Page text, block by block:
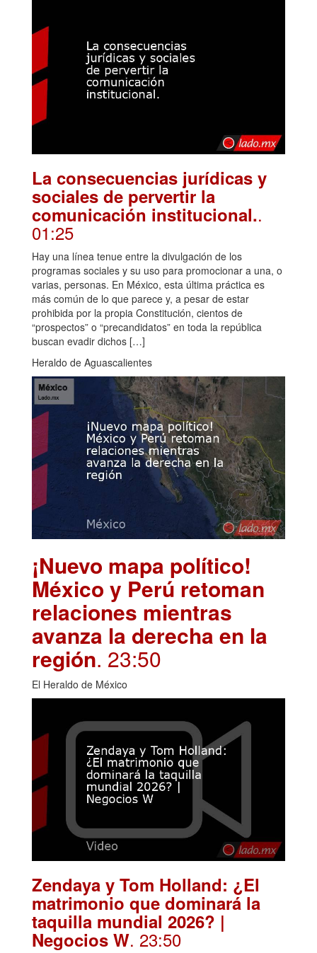
La consecuencias jurídicas y
sociales de pervertir la
comunicación institucional..
01:25
Hay una línea tenue entre la divulgación de los
programas sociales y su uso para promocionar a una, o
varias, personas. En México, esta última práctica es
más común de lo que parece y, a pesar de estar
prohibida por la propia Constitución, cientos de
“prospectos” o “precandidatos” en toda la república
buscan evadir dichos […]
Heraldo de Aguascalientes
¡Nuevo mapa político!
México y Perú retoman
relaciones mientras
avanza la derecha en la
región. 23:50
El Heraldo de México
Zendaya y Tom Holland: ¿El
matrimonio que dominará la
taquilla mundial 2026? |
Negocios W. 23:50